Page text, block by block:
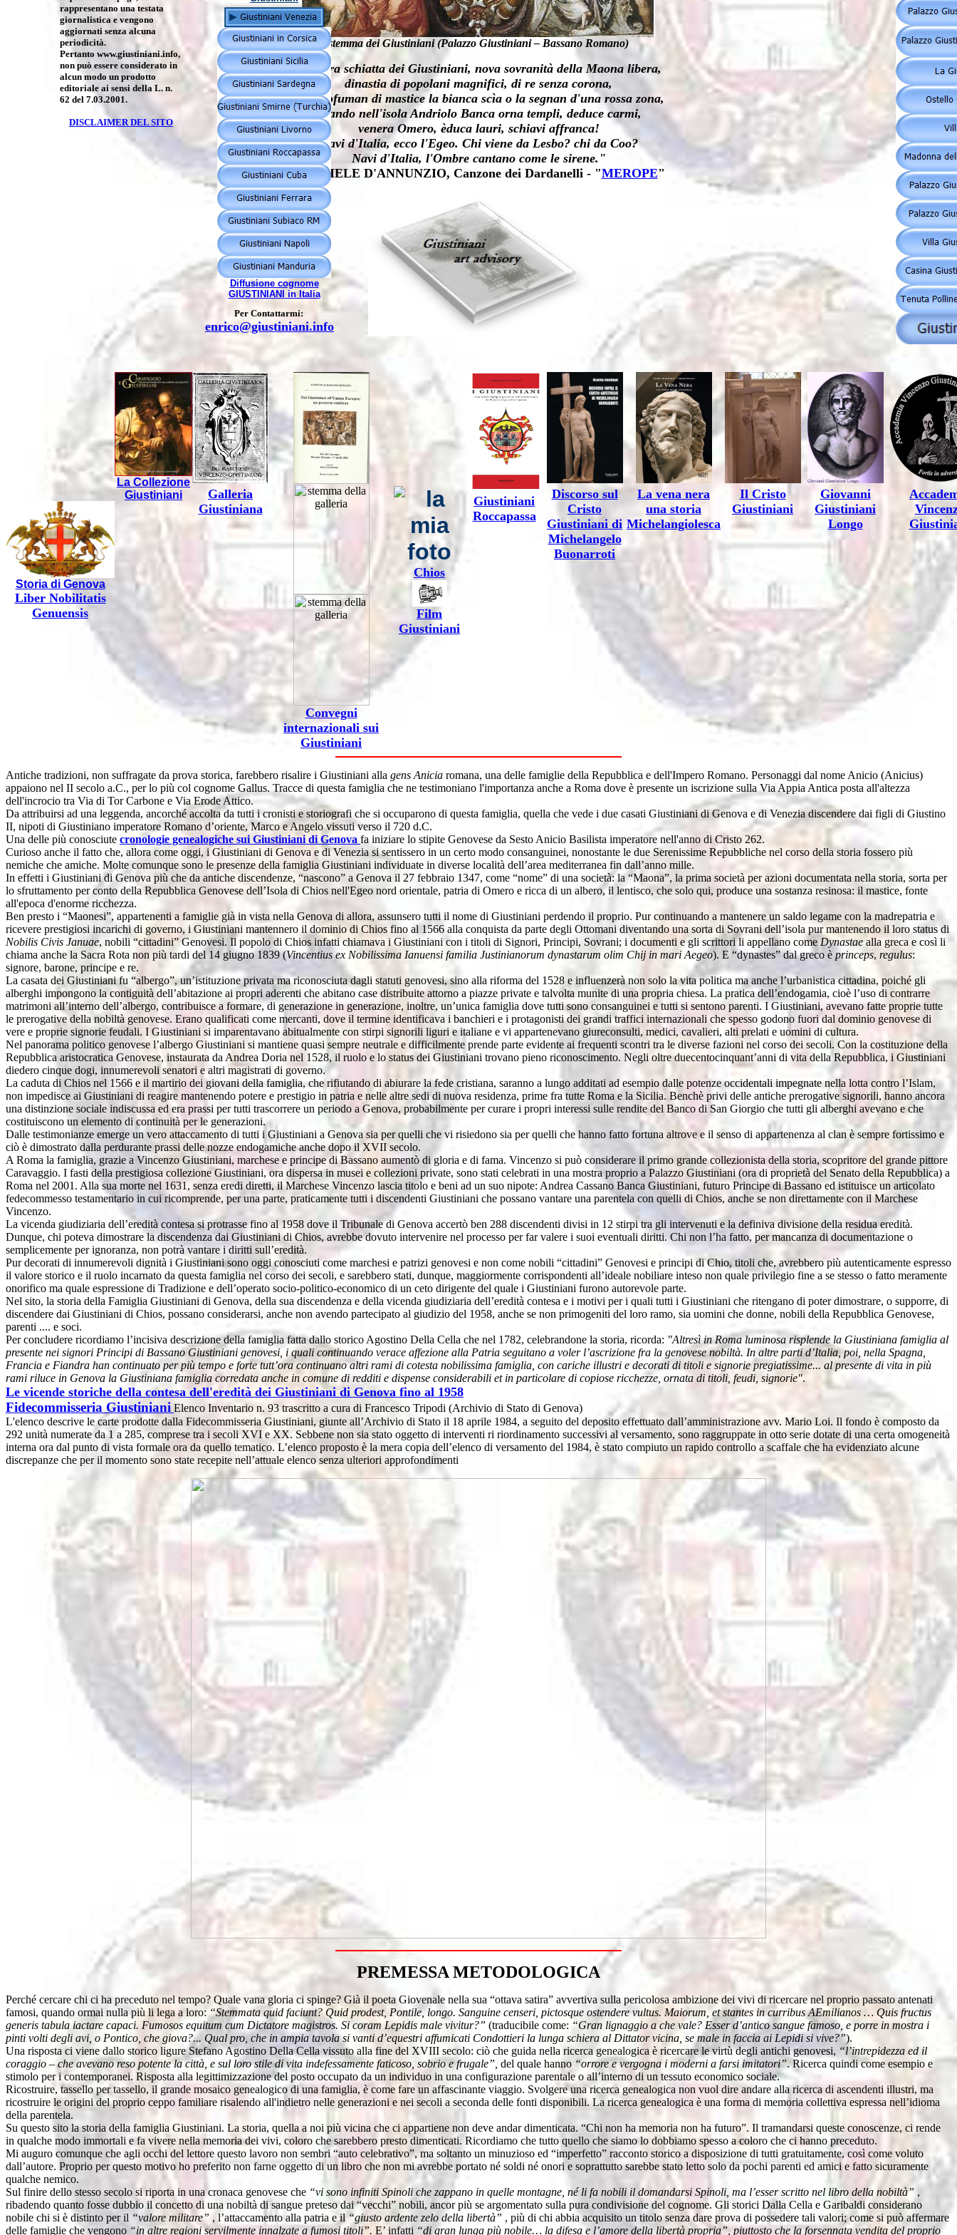
Diffusione cognome
GIUSTINIANI in Italia
stemma dei Giustiniani (Palazzo Giustiniani – Bassano Romano)
rappresentano una testata
giornalistica e vengono
aggiornati senza alcuna
periodicità.
Pertanto www.giustiniani.info,
non può essere considerato in
alcun modo un prodotto
editoriale ai sensi della L. n.
62 del 7.03.2001.
DISCLAIMER DEL SITO
"O dura schiatta dei Giustiniani, nova sovranità della Maona libera,
dinastia di popolani magnifici, di re senza corona,
che profuman di mastice la bianca scìa o la segnan d'una rossa zona,
quando nell'isola Andriolo Banca orna templi, deduce carmi,
venera Omero, èduca lauri, schiavi affranca!
Navi d'Italia, ecco l'Egeo. Chi viene da Lesbo? chi da Coo?
Navi d'Italia, l'Ombre cantano come le sirene."
GABRIELE D'ANNUNZIO, Canzone dei Dardanelli - "MEROPE"
Storia di Genova
Liber Nobilitatis
Genuensis
La Collezione
Giustiniani
Galleria
Giustiniana
Convegni
internazionali sui
Giustiniani
Chios
Film
Giustiniani
Giustiniani
Roccapassa
Discorso sul
Cristo
Giustiniani di
Michelangelo
Buonarroti
La vena nera
una storia
Michelangiolesca
Il Cristo
Giustiniani
Giovanni
Giustiniani
Longo
Per Contattarmi:
enrico@giustiniani.info
Antiche tradizioni, non suffragate da prova storica, farebbero risalire i Giustiniani alla gens Anicia romana, una delle famiglie della Repubblica e dell'Impero Romano. Personaggi dal nome Anicio (Anicius)
appaiono nel II secolo a.C., per lo più col cognome Gallus. Tracce di questa famiglia che ne testimoniano l'importanza anche a Roma dove è presente un iscrizione sulla Via Appia Antica posta all'altezza
dell'incrocio tra Via di Tor Carbone e Via Erode Attico.
Da attribuirsi ad una leggenda, ancorché accolta da tutti i cronisti e storiografi che si occuparono di questa famiglia, quella che vede i due casati Giustiniani di Genova e di Venezia discendere dai figli di Giustino
II, nipoti di Giustiniano imperatore Romano d’oriente, Marco e Angelo vissuti verso il 720 d.C.
Una delle più conosciute cronologie genealogiche sui Giustiniani di Genova fa iniziare lo stipite Genovese da Sesto Anicio Basilista imperatore nell'anno di Cristo 262.
Curioso anche il fatto che, allora come oggi, i Giustiniani di Genova e di Venezia si sentissero in un certo modo consanguinei, nonostante le due Serenissime Repubbliche nel corso della storia fossero più
nemiche che amiche. Molte comunque sono le presenze della famiglia Giustiniani individuate in diverse località dell’area mediterranea fin dall’anno mille.
In effetti i Giustiniani di Genova più che da antiche discendenze, “nascono” a Genova il 27 febbraio 1347, come “nome” di una società: la “Maona”, la prima società per azioni documentata nella storia, sorta per
lo sfruttamento per conto della Repubblica Genovese dell’Isola di Chios nell'Egeo nord orientale, patria di Omero e ricca di un albero, il lentisco, che solo qui, produce una sostanza resinosa: il mastice, fonte
all'epoca d'enorme ricchezza.
Ben presto i “Maonesi”, appartenenti a famiglie già in vista nella Genova di allora, assunsero tutti il nome di Giustiniani perdendo il proprio. Pur continuando a mantenere un saldo legame con la madrepatria e
ricevere prestigiosi incarichi di governo, i Giustiniani mantennero il dominio di Chios fino al 1566 alla conquista da parte degli Ottomani diventando una sorta di Sovrani dell’isola pur mantenendo il loro status di
Nobilis Civis Januae, nobili “cittadini” Genovesi. Il popolo di Chios infatti chiamava i Giustiniani con i titoli di Signori, Principi, Sovrani; i documenti e gli scrittori li appellano come Dynastae alla greca e così li
chiama anche la Sacra Rota non più tardi del 14 giugno 1839 (Vincentius ex Nobilissima Ianuensi familia Justinianorum dynastarum olim Chij in mari Aegeo). E “dynastes” dal greco è princeps, regulus:
signore, barone, principe e re.
La casata dei Giustiniani fu “albergo”, un’istituzione privata ma riconosciuta dagli statuti genovesi, sino alla riforma del 1528 e influenzerà non solo la vita politica ma anche l’urbanistica cittadina, poiché gli
alberghi impongono la contiguità dell’abitazione ai propri aderenti che abitano case distribuite attorno a piazze private e talvolta munite di una propria chiesa. La pratica dell’endogamia, cioè l’uso di contrarre
matrimoni all’interno dell’albergo, contribuisce a formare, di generazione in generazione, inoltre, un’unica famiglia dove tutti sono consanguinei e tutti si sentono parenti. I Giustiniani, avevano fatte proprie tutte
le prerogative della nobiltà genovese. Erano qualificati come mercanti, dove il termine identificava i banchieri e i protagonisti dei grandi traffici internazionali che spesso godono fuori dal dominio genovese di
vere e proprie signorie feudali. I Giustiniani si imparentavano abitualmente con stirpi signorili liguri e italiane e vi appartenevano giureconsulti, medici, cavalieri, alti prelati e uomini di cultura.
Nel panorama politico genovese l’albergo Giustiniani si mantiene quasi sempre neutrale e difficilmente prende parte evidente ai frequenti scontri tra le diverse fazioni nel corso dei secoli. Con la costituzione della
Repubblica aristocratica Genovese, instaurata da Andrea Doria nel 1528, il ruolo e lo status dei Giustiniani trovano pieno riconoscimento. Negli oltre duecentocinquant’anni di vita della Repubblica, i Giustiniani
diedero cinque dogi, innumerevoli senatori e altri magistrati di governo.
La caduta di Chios nel 1566 e il martirio dei giovani della famiglia, che rifiutando di abiurare la fede cristiana, saranno a lungo additati ad esempio dalle potenze occidentali impegnate nella lotta contro l’Islam,
non impedisce ai Giustiniani di reagire mantenendo potere e prestigio in patria e nelle altre sedi di nuova residenza, prime fra tutte Roma e la Sicilia. Benchè privi delle antiche prerogative signorili, hanno ancora
una distinzione sociale indiscussa ed era prassi per tutti trascorrere un periodo a Genova, probabilmente per curare i propri interessi sulle rendite del Banco di San Giorgio che tutti gli alberghi avevano e che
costituiscono un elemento di continuità per le generazioni.
Dalle testimonianze emerge un vero attaccamento di tutti i Giustiniani a Genova sia per quelli che vi risiedono sia per quelli che hanno fatto fortuna altrove e il senso di appartenenza al clan è sempre fortissimo e
ciò è dimostrato dalla perdurante prassi delle nozze endogamiche anche dopo il XVII secolo.
A Roma la famiglia, grazie a Vincenzo Giustiniani, marchese e principe di Bassano aumentò di gloria e di fama. Vincenzo si può considerare il primo grande collezionista della storia, scopritore del grande pittore
Caravaggio. I fasti della prestigiosa collezione Giustiniani, ora dispersa in musei e collezioni private, sono stati celebrati in una mostra proprio a Palazzo Giustiniani (ora di proprietà del Senato della Repubblica) a
Roma nel 2001. Alla sua morte nel 1631, senza eredi diretti, il Marchese Vincenzo lascia titolo e beni ad un suo nipote: Andrea Cassano Banca Giustiniani, futuro Principe di Bassano ed istituisce un articolato
fedecommesso testamentario in cui ricomprende, per una parte, praticamente tutti i discendenti Giustiniani che possano vantare una parentela con quelli di Chios, anche se non direttamente con il Marchese
Vincenzo.
La vicenda giudiziaria dell’eredità contesa si protrasse fino al 1958 dove il Tribunale di Genova accertò ben 288 discendenti divisi in 12 stirpi tra gli intervenuti e la definiva divisione della residua eredità.
Dunque, chi poteva dimostrare la discendenza dai Giustiniani di Chios, avrebbe dovuto intervenire nel processo per far valere i suoi eventuali diritti. Chi non l’ha fatto, per mancanza di documentazione o
semplicemente per ignoranza, non potrà vantare i diritti sull’eredità.
Pur decorati di innumerevoli dignità i Giustiniani sono oggi conosciuti come marchesi e patrizi genovesi e non come nobili “cittadini” Genovesi e principi di Chio, titoli che, avrebbero più autenticamente espresso
il valore storico e il ruolo incarnato da questa famiglia nel corso dei secoli, e sarebbero stati, dunque, maggiormente corrispondenti all’ideale nobiliare inteso non quale privilegio fine a se stesso o fatto meramente
onorifico ma quale espressione di Tradizione e dell’operato socio-politico-economico di un ceto dirigente del quale i Giustiniani furono autorevole parte.
Nel sito, la storia della Famiglia Giustiniani di Genova, della sua discendenza e della vicenda giudiziaria dell’eredità contesa e i motivi per i quali tutti i Giustiniani che ritengano di poter dimostrare, o supporre, di
discendere dai Giustiniani di Chios, possano considerarsi, anche non avendo partecipato al giudizio del 1958, anche se non primogeniti del loro ramo, sia uomini che donne, nobili della Repubblica Genovese,
parenti .... e soci.
Per concludere ricordiamo l’incisiva descrizione della famiglia fatta dallo storico Agostino Della Cella che nel 1782, celebrandone la storia, ricorda: "Altresì in Roma luminosa risplende la Giustiniana famiglia al
presente nei signori Principi di Bassano Giustiniani genovesi, i quali continuando verace affezione alla Patria seguitano a voler l’ascrizione fra la genovese nobiltà. In altre parti d’Italia, poi, nella Spagna,
Francia e Fiandra han continuato per più tempo e forte tutt’ora continuano altri rami di cotesta nobilissima famiglia, con cariche illustri e decorati di titoli e signorie pregiatissime... al presente di vita in più
rami riluce in Genova la Giustiniana famiglia corredata anche in comune di redditi e dispense considerabili et in particolare di copiose ricchezze, ornata di titoli, feudi, signorie".
Le vicende storiche della contesa dell'eredità dei Giustiniani di Genova fino al 1958
Fidecommisseria Giustiniani Elenco Inventario n. 93 trascritto a cura di Francesco Tripodi (Archivio di Stato di Genova)
L'elenco descrive le carte prodotte dalla Fidecommisseria Giustiniani, giunte all’Archivio di Stato il 18 aprile 1984, a seguito del deposito effettuato dall’amministrazione avv. Mario Loi. Il fondo è composto da
292 unità numerate da 1 a 285, comprese tra i secoli XVI e XX. Sebbene non sia stato oggetto di interventi ri riordinamento successivi al versamento, sono raggruppate in otto serie dotate di una certa omogeneità
interna ora dal punto di vista formale ora da quello tematico. L’elenco proposto è la mera copia dell’elenco di versamento del 1984, è stato compiuto un rapido controllo a scaffale che ha evidenziato alcune
discrepanze che per il momento sono state recepite nell’attuale elenco senza ulteriori approfondimenti
PREMESSA METODOLOGICA
Perché cercare chi ci ha preceduto nel tempo? Quale vana gloria ci spinge? Già il poeta Giovenale nella sua “ottava satira” avvertiva sulla pericolosa ambizione dei vivi di ricercare nel proprio passato antenati
famosi, quando ormai nulla più li lega a loro:“Stemmata quid faciunt? Quid prodest, Pontile, longo. Sanguine censeri, pictosque ostendere vultus. Maiorum, et stantes in curribus AEmilianos … Quis fructus
generis tabula iactare capaci. Fumosos equitum cum Dictatore magistros. Si coram Lepidis male vivitur?” (traducibile come: “Gran lignaggio a che vale? Esser d’antico sangue famoso, e porre in mostra i
pinti volti degli avi, o Pontico, che giova?... Qual pro, che in ampia tavola si vanti d’equestri affumicati Condottieri la lunga schiera al Dittator vicina, se male in faccia ai Lepidi si vive?”).
Una risposta ci viene dallo storico ligure Stefano Agostino Della Cella vissuto alla fine del XVIII secolo: ciò che guida nella ricerca genealogica è ricercare le virtù degli antichi genovesi, “l’intrepidezza ed il
coraggio – che avevano reso potente la città, e sul loro stile di vita indefessamente faticoso, sobrio e frugale”, del quale hanno “orrore e vergogna i moderni a farsi imitatori”. Ricerca quindi come esempio e
stimolo per i contemporanei. Risposta alla legittimizzazione del posto occupato da un individuo in una configurazione parentale o all’interno di un tessuto economico sociale.
Ricostruire, tassello per tassello, il grande mosaico genealogico di una famiglia, è come fare un affascinante viaggio. Svolgere una ricerca genealogica non vuol dire andare alla ricerca di ascendenti illustri, ma
ricostruire le origini del proprio ceppo familiare risalendo all'indietro nelle generazioni e nei secoli a seconda delle fonti disponibili. La ricerca genealogica è una forma di memoria collettiva espressa nell’idioma
della parentela.
Su questo sito la storia della famiglia Giustiniani. La storia, quella a noi più vicina che ci appartiene non deve andar dimenticata. “Chi non ha memoria non ha futuro”. Il tramandarsi queste conoscenze, ci rende
in qualche modo immortali e fa vivere nella memoria dei vivi, coloro che sarebbero presto dimenticati. Ricordiamo che tutto quello che siamo lo dobbiamo spesso a coloro che ci hanno preceduto.
Mi auguro comunque che agli occhi del lettore questo lavoro non sembri “auto celebrativo”, ma soltanto un minuzioso ed “imperfetto” racconto storico a disposizione di tutti gratuitamente, così come voluto
dall’autore. Proprio per questo motivo ho preferito non farne oggetto di un libro che non mi avrebbe portato né soldi né onori e soprattutto sarebbe stato letto solo da pochi parenti ed amici e fatto sicuramente
qualche nemico.
Sul finire dello stesso secolo si riporta in una cronaca genovese che “vi sono infiniti Spinoli che zappano in quelle montagne, né li fa nobili il domandarsi Spinoli, ma l’esser scritto nel libro della nobiltà” ,
ribadendo quanto fosse dubbio il concetto di una nobiltà di sangue preteso dai “vecchi” nobili, ancor più se argomentato sulla pura condivisione del cognome. Gli storici Dalla Cella e Garibaldi considerano
nobile chi si è distinto per il “valore militare” , l’attaccamento alla patria e il“giusto ardente zelo della libertà” , più di chi abbia acquisito un titolo senza dare prova di possedere tali valori; come si può affermare
delle famiglie che vengono “in altre regioni servilmente innalzate a fumosi titoli”. E’ infatti “di gran lunga più nobile… la difesa e l’amore della libertà propria”, piuttosto che la forsennata vendita del proprio